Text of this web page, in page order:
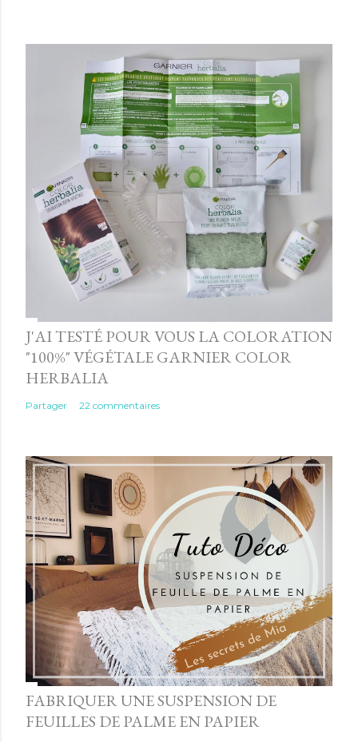
J'AI TESTÉ POUR VOUS LA COLORATION
"100%" VÉGÉTALE GARNIER COLOR
HERBALIA
Partager 22 commentaires
FABRIQUER UNE SUSPENSION DE
FEUILLES DE PALME EN PAPIER